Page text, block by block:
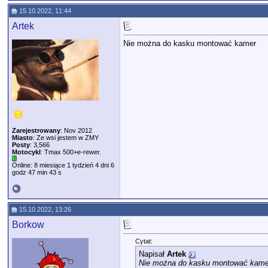
15.10.2022, 11:44
Artek
Zarejestrowany: Nov 2012
Miasto: Ze wsi jestem w ZMY
Posty: 3,566
Motocykl: Tmax 500+e-rewer.
Online: 8 miesiące 1 tydzień 4 dni 6
godz 47 min 43 s
Nie można do kasku montować kamer
15.10.2022, 13:26
Borkow
Cytat:
Napisał Artek
Nie można do kasku montować